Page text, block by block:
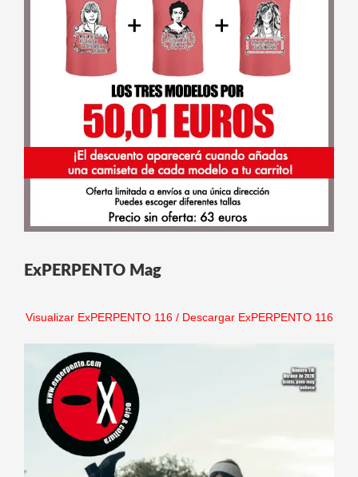
ExPERPENTO Mag
Visualizar ExPERPENTO 116/ Descargar ExPERPENTO 116